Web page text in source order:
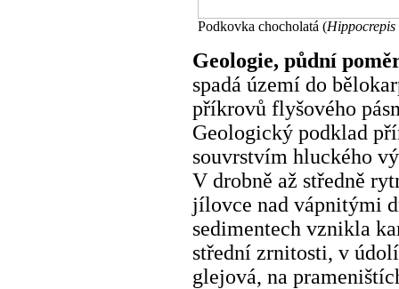
Podkovka chocholatá (Hippocrepis
Geologie, půdní
spadá území do
příkrovů flyšového
Geologický podklad
souvrstvím hluckého
V drobně až středně
jílovce nad vápnitými
sedimentech vznikla
střední zrnitosti, v
glejová, na